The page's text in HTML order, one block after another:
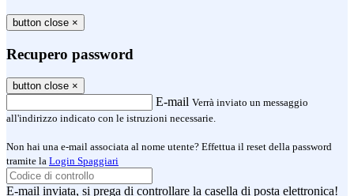
button close ×
Recupero password
button close ×
E-mail Verrà inviato un messaggio
all'indirizzo indicato con le istruzioni necessarie.
Non hai una e-mail associata al nome utente? Effettua il reset della password
tramite la Login Spaggiari
E-mail inviata, si prega di controllare la casella di posta elettronica!